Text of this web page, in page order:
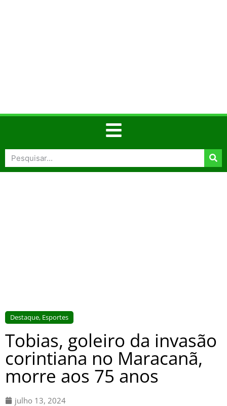
Destaque, Esportes
Tobias, goleiro da invasão
corintiana no Maracanã,
morre aos 75 anos
julho 13, 2024